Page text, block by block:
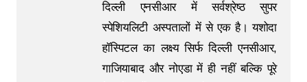
दिल्ली एनसीआर में सर्वश्रेष्ठ सुपर
स्पेशियलिटी अस्पतालों में से एक है। यशोदा
हॉस्पिटल का लक्ष्य सिर्फ दिल्ली एनसीआर,
गाजियाबाद और नोएडा में ही नहीं बल्कि पूरे